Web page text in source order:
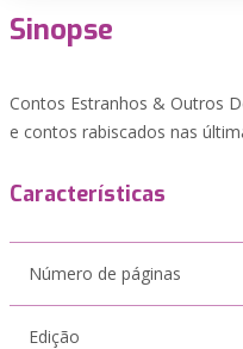
Sinopse
Contos Estranhos & Outros
e contos rabiscados nas
Características
Número de páginas
Edição